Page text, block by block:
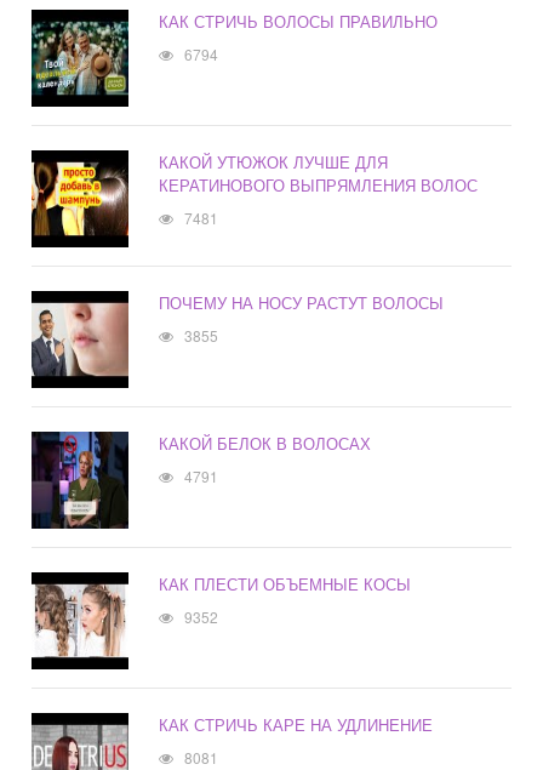
КАК СТРИЧЬ ВОЛОСЫ ПРАВИЛЬНО
6794
КАКОЙ УТЮЖОК ЛУЧШЕ ДЛЯ
КЕРАТИНОВОГО ВЫПРЯМЛЕНИЯ ВОЛОС
7481
ПОЧЕМУ НА НОСУ РАСТУТ ВОЛОСЫ
3855
КАКОЙ БЕЛОК В ВОЛОСАХ
4791
КАК ПЛЕСТИ ОБЪЕМНЫЕ КОСЫ
9352
КАК СТРИЧЬ КАРЕ НА УДЛИНЕНИЕ
8081